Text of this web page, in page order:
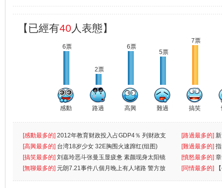
【已經有40 人表態】
6票
感動
2票
路過
6票
高興
5票
難過
7票
搞笑
[感動最多的] 2012年教育财政投入占GDP4％ 列财政支
出首位
[路過最多的]
[高興最多的] 台湾18岁少女 32E胸围火速蹿红(组图) [難過最多的]
罪
[搞笑最多的] 刘嘉玲恶斗张曼玉显疲惫 素颜现身太阳镜
遮
[憤怒最多的]
[無聊最多的] 元朗7.21事件八個月晚上有人堵路 警方放
催
[同情最多的]
敗